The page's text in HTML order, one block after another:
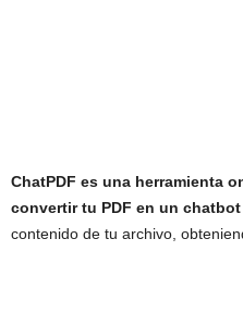
ChatPDF es una herramienta
convertir tu PDF en un chatbot
contenido de tu archivo,